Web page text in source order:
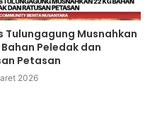
Tulungagung Musnahkan
Bahan Peledak dan
Petasan
2026